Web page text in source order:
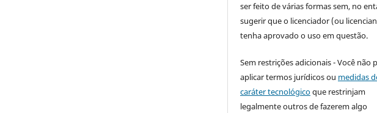
ser feito de várias formas sem, no
sugerir que o licenciador (ou
tenha aprovado o uso em questão.
Sem restrições adicionais - Você não
aplicar termos jurídicos ou medidas
caráter tecnológicoque restrinjam
legalmente outros de fazerem algo